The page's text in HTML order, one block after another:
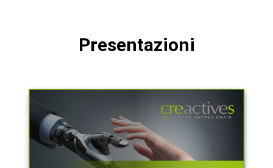
Presentazioni